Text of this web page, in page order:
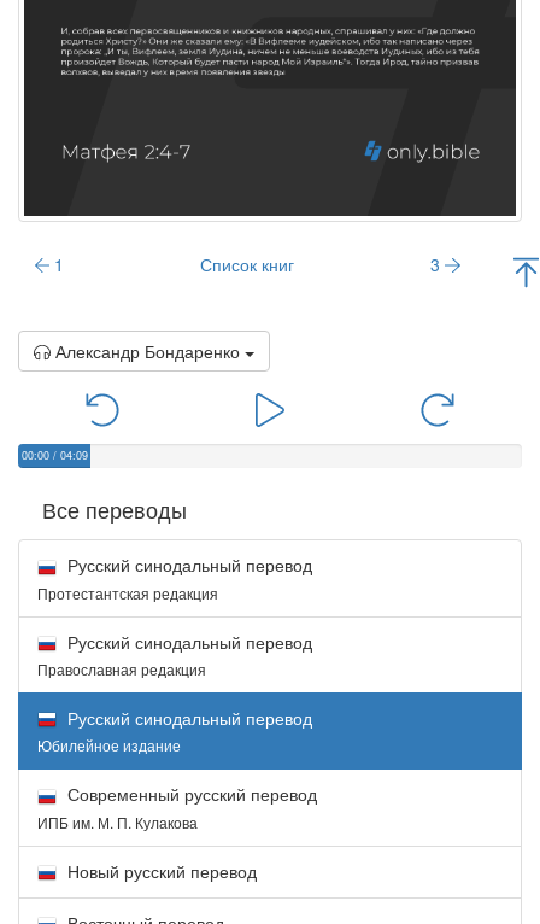
1 Список книг 3
Александр Бондаренко
00:00 / 04:09
Все переводы
Русский синодальный перевод
Протестантская редакция
Русский синодальный перевод
Православная редакция
Русский синодальный перевод
Юбилейное издание
Современный русский перевод
ИПБ им. М. П. Кулакова
Новый русский перевод